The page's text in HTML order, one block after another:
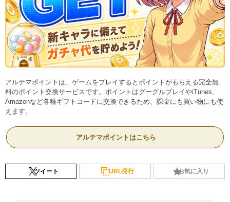
アルテマポイントは、ゲームをプレイするとポイントがもらえる完全無
料のポイント交換サービスです。ポイントはグーグルプレイやiTunes、
Amazonなど各種ギフトコードに交換できるため、課金にも買い物にも使
えます。
アルテマポイントはこちら
ツイート URL発行 お気に入り